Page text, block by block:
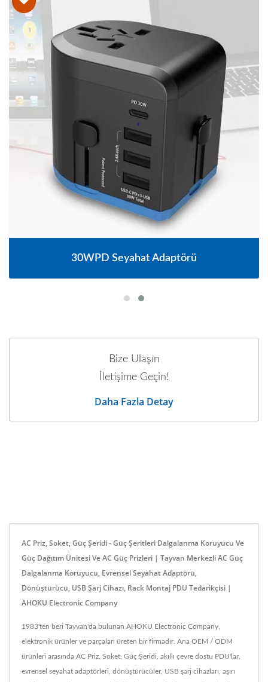
30WPD Seyahat Adaptörü
Bize Ulaşın
İletişime Geçin!
Daha Fazla Detay
AC Priz, Soket, Güç Şeridi - Güç Şeritleri Dalgalanma Koruyucu Ve
Güç Dağıtım Ünitesi Ve AC Güç Prizleri | Tayvan Merkezli AC Güç
Dalgalanma Koruyucu, Evrensel Seyahat Adaptörü,
Dönüştürücü, USB Şarj Cihazı, Rack Montaj PDU Tedarikçisi |
AHOKU Electronic Company
1983'ten beri Tayvan'da bulunan AHOKU Electronic Company,
elektronik ürünler ve parçaları üreten bir firmadır. Ana OEM / ODM
ürünleri arasında AC Priz, Soket, Güç Şeridi, akıllı çevre dostu PDU'lar,
evrensel seyahat adaptörleri, dönüştürücüler, USB şarj cihazları, aşırı